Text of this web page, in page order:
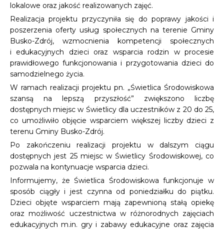
lokalowe oraz jakość realizowanych zajęć.
Realizacja projektu przyczyniła się do poprawy jakości i
poszerzenia oferty usług społecznych na terenie Gminy
Busko-Zdrój, wzmocnienia kompetencji społecznych
i edukacyjnych dzieci oraz wsparcia rodzin w procesie
prawidłowego funkcjonowania i przygotowania dzieci do
samodzielnego życia.
W ramach realizacji projektu pn. „Świetlica Środowiskowa
szansą na lepszą przyszłość” zwiększono liczbę
dostępnych miejsc w Świetlicy dla uczestników z 20 do 25,
co umożliwiło objęcie wsparciem większej liczby dzieci z
terenu Gminy Busko-Zdrój.
Po zakończeniu realizacji projektu w dalszym ciągu
dostępnych jest 25 miejsc w Świetlicy Środowiskowej, co
pozwala na kontynuacje wsparcia dzieci.
Informujemy, że Świetlica Środowiskowa funkcjonuje w
sposób ciągły i jest czynna od poniedziałku do piątku.
Dzieci objęte wsparciem mają zapewnioną stałą opiekę
oraz możliwość uczestnictwa w różnorodnych zajęciach
edukacyjnych m.in. gry i zabawy edukacyjne oraz zajęcia